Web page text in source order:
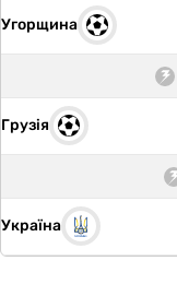
Угорщина
Грузія
Україна